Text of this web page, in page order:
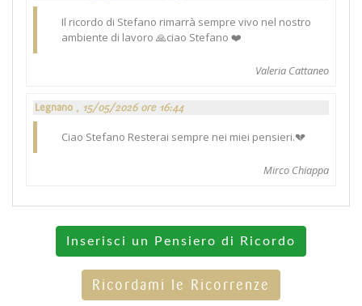
Il ricordo di Stefano rimarrà sempre vivo nel nostro
ambiente di lavoro 🙏ciao Stefano ❤️
Valeria Cattaneo
Legnano , 15/05/2026 ore 16:44
Ciao Stefano Resterai sempre nei miei pensieri.💔
Mirco Chiappa
Inserisci un Pensiero di Ricordo
Ricordami le Ricorrenze